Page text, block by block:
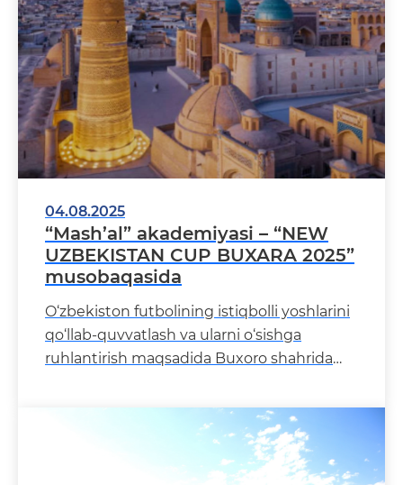
04.08.2025
“Mash’al” akademiyasi – “NEW
UZBEKISTAN CUP BUXARA 2025”
musobaqasida
O‘zbekiston futbolining istiqbolli yoshlarini
qo‘llab-quvvatlash va ularni o‘sishga
ruhlantirish maqsadida Buxoro shahrida